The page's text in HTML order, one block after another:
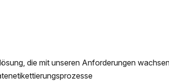
die mit unseren Anforderungen